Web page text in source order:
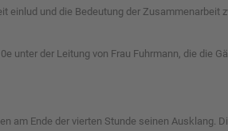
einlud und die Bedeutung der Zusammenarbeit
unter der Leitung von Frau Fuhrmann, die die
am Ende der vierten Stunde seinen Ausklang.